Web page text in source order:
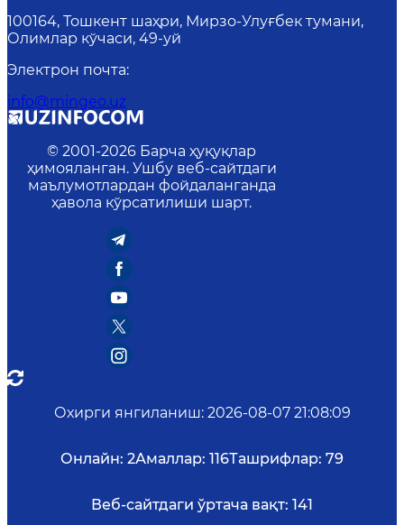
100164, Тошкент шаҳри, Мирзо-Улуғбек тумани,
Олимлар кўчаси, 49-уй
Электрон почта:
info@mingeo.uz
© 2001-2026 Барча ҳуқуқлар
ҳимояланган. Ушбу веб-сайтдаги
маълумотлардан фойдаланганда
ҳавола кўрсатилиши шарт.
Охирги янгиланиш: 2026-08-07 21:08:09
Онлайн: 2Амаллар: 116Ташрифлар: 79
Веб-сайтдаги ўртача вақт: 141